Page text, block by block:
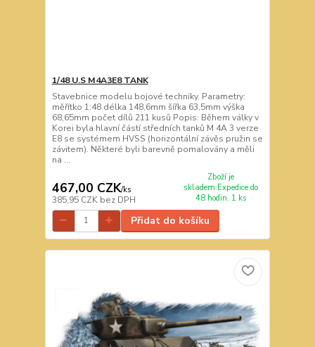
1/48 U.S M4A3E8 TANK
Stavebnice modelu bojové techniky. Parametry:
měřítko 1:48 délka 148,6mm šířka 63,5mm výška
68,65mm počet dílů 211 kusů Popis: Během války v
Korei byla hlavní částí středních tanků M 4A 3 verze
E8 se systémem HVSS (horizontální závěs pružin se
závitem). Některé byli barevně pomalovány a měli
na ...
467,00 CZK/ks
385,95 CZK bez DPH
Zboží je
skladem.Expedice do
48 hodin. 1 ks
Přidat do košíku